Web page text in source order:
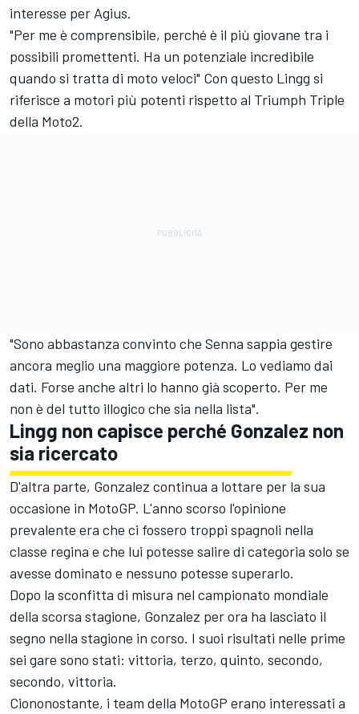
interesse per Agius.
"Per me è comprensibile, perché è il più giovane tra i
possibili promettenti. Ha un potenziale incredibile
quando si tratta di moto veloci" Con questo Lingg si
riferisce a motori più potenti rispetto al Triumph Triple
della Moto2.
"Sono abbastanza convinto che Senna sappia gestire
ancora meglio una maggiore potenza. Lo vediamo dai
dati. Forse anche altri lo hanno già scoperto. Per me
non è del tutto illogico che sia nella lista".
Lingg non capisce perché Gonzalez non
sia ricercato
D'altra parte, Gonzalez continua a lottare per la sua
occasione in MotoGP. L'anno scorso l'opinione
prevalente era che ci fossero troppi spagnoli nella
classe regina e che lui potesse salire di categoria solo se
avesse dominato e nessuno potesse superarlo.
Dopo la sconfitta di misura nel campionato mondiale
della scorsa stagione, Gonzalez per ora ha lasciato il
segno nella stagione in corso. I suoi risultati nelle prime
sei gare sono stati: vittoria, terzo, quinto, secondo,
secondo, vittoria.
Ciononostante, i team della MotoGP erano interessati a